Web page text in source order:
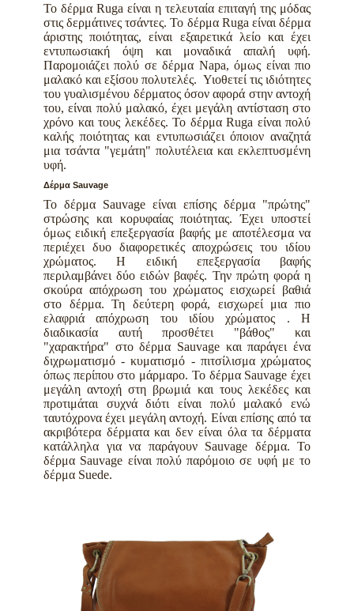
Το δέρμα Ruga είναι η τελευταία επιταγή της μόδας
στις δερμάτινες τσάντες. Το δέρμα Ruga είναι δέρμα
άριστης ποιότητας, είναι εξαιρετικά λείο και έχει
εντυπωσιακή όψη και μοναδικά απαλή υφή.
Παρομοιάζει πολύ σε δέρμα Napa, όμως είναι πιο
μαλακό και εξίσου πολυτελές. Υιοθετεί τις ιδιότητες
του γυαλισμένου δέρματος όσον αφορά στην αντοχή
του,είναι πολύ μαλακό, έχει μεγάλη αντίσταση στο
χρόνο και τους λεκέδες. Το δέρμα Ruga είναι πολύ
καλής ποιότητας και εντυπωσιάζει όποιον αναζητά
μια τσάντα "γεμάτη" πολυτέλεια και εκλεπτυσμένη
υφή.
Δέρμα Sauvage
Το δέρμα Sauvage είναι επίσης δέρμα "πρώτης"
στρώσης και κορυφαίας ποιότητας. Έχει υποστεί
όμως ειδική επεξεργασία βαφής με αποτέλεσμα να
περιέχει δυο διαφορετικές αποχρώσεις του ιδίου
χρώματος. Η ειδική επεξεργασία βαφής
περιλαμβάνει δύο ειδών βαφές. Την πρώτη φορά η
σκούρα απόχρωση του χρώματος εισχωρεί βαθιά
στο δέρμα. Τη δεύτερη φορά, εισχωρεί μια πιο
ελαφριά απόχρωση του ιδίου χρώματος . Η
διαδικασία αυτή προσθέτει "βάθος" και
"χαρακτήρα" στο δέρμα Sauvage και παράγει ένα
διχρωματισμό - κυματισμό - πιτσίλισμα χρώματος
όπως περίπου στο μάρμαρο. Το δέρμα Sauvage έχει
μεγάλη αντοχή στη βρωμιά και τους λεκέδες και
προτιμάται συχνά διότι είναι πολύ μαλακό ενώ
ταυτόχρονα έχει μεγάλη αντοχή. Είναι επίσης από τα
ακριβότερα δέρματα και δεν είναι όλα τα δέρματα
κατάλληλα για να παράγουν Sauvage δέρμα. Το
δέρμα Sauvage είναι πολύ παρόμοιο σε υφή με το
δέρμα Suede.